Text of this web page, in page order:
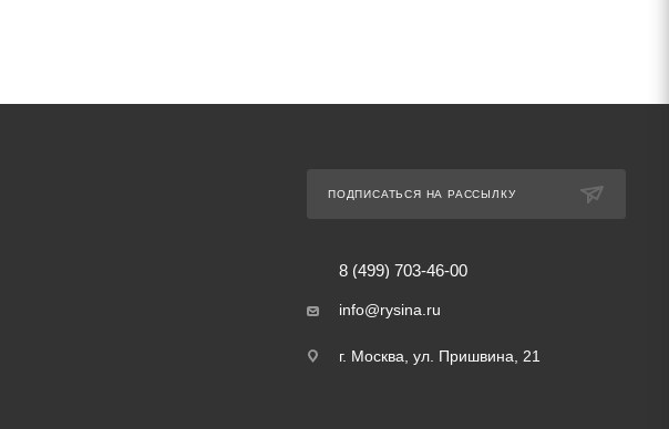
ПОДПИСАТЬСЯ НА РАССЫЛКУ
8 (499) 703-46-00
info@rysina.ru
г. Москва, ул. Пришвина, 21